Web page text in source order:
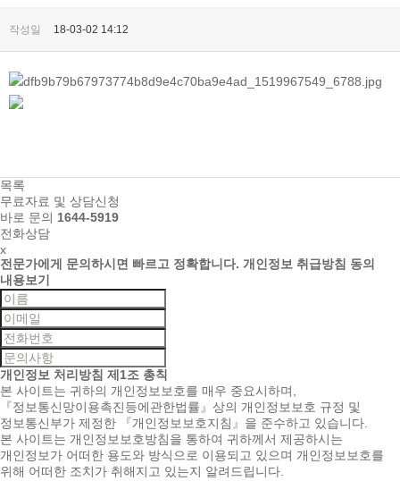
작성일 18-03-02 14:12
목록
무료자료 및 상담신청
바로 문의 1644-5919
전화상담
x
전문가에게 문의하시면 빠르고 정확합니다. 개인정보 취급방침 동의
내용보기
개인정보 처리방침 제1조 총칙
본 사이트는 귀하의 개인정보보호를 매우 중요시하며,
『정보통신망이용촉진등에관한법률』상의 개인정보보호 규정 및
정보통신부가 제정한 『개인정보보호지침』을 준수하고 있습니다.
본 사이트는 개인정보보호방침을 통하여 귀하께서 제공하시는
개인정보가 어떠한 용도와 방식으로 이용되고 있으며 개인정보보호를
위해 어떠한 조치가 취해지고 있는지 알려드립니다.